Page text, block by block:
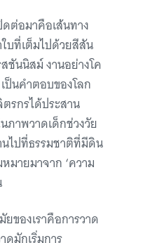
ดต่อมาคือเส้นทาง
บที่เต็มไปด้วยสีสัน
นนิสม์ งานอย่างโค
ป็นคำตอบของโลก
รกรได้ประสาน
ภาพวาดเด็กช่วงวัย
ไปที่ธรรมชาติที่มีดิน
มายมาจาก ‘ความ
ของเราคือการวาด